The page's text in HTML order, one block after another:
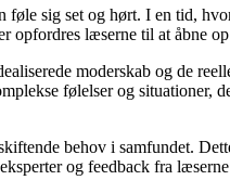
sig set og hørt. I en tid,
læserne til at åbne
moderskab og de
følelser og situationer,
behov i samfundet.
og feedback fra